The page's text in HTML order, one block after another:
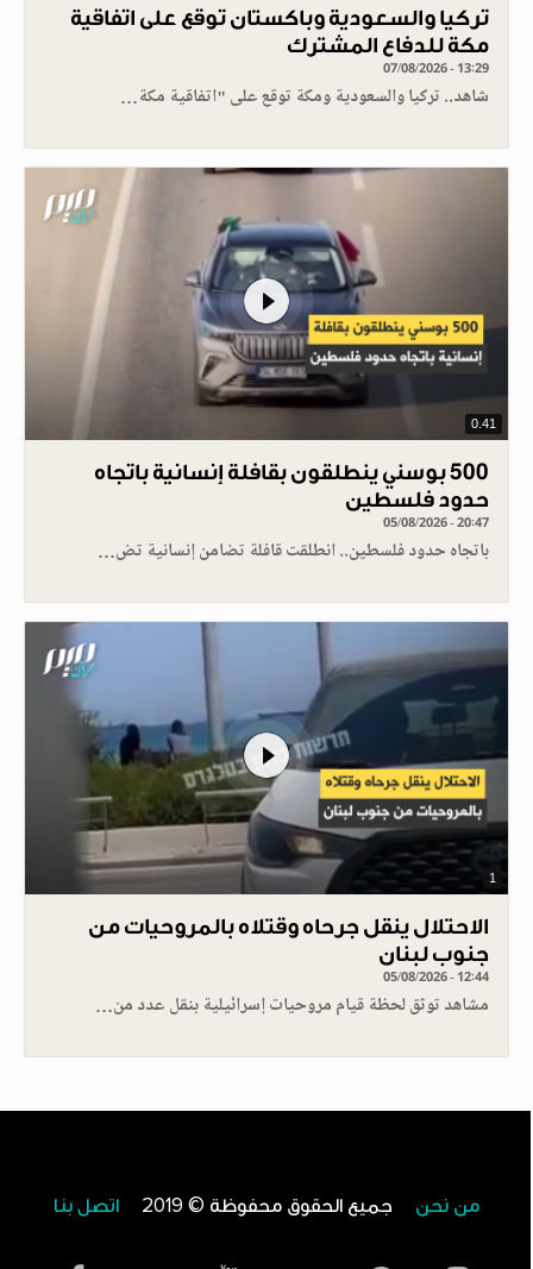
تركيا والسعودية وباكستان توقع على اتفاقية
مكة للدفاع المشترك
07/08/2026 - 13:29
شاهد.. تركيا والسعودية ومكة توقع على "اتفاقية مكة…
0.41
500 بوسني ينطلقون بقافلة إنسانية باتجاه
حدود فلسطين
05/08/2026 - 20:47
باتجاه حدود فلسطين.. انطلقت قافلة تضامن إنسانية تض…
1
الاحتلال ينقل جرحاه وقتلاه بالمروحيات من
جنوب لبنان
05/08/2026 - 12:44
مشاهد توثق لحظة قيام مروحيات إسرائيلية بنقل عدد من…
من نحن جميع الحقوق محفوظة © 2019 اتصل بنا